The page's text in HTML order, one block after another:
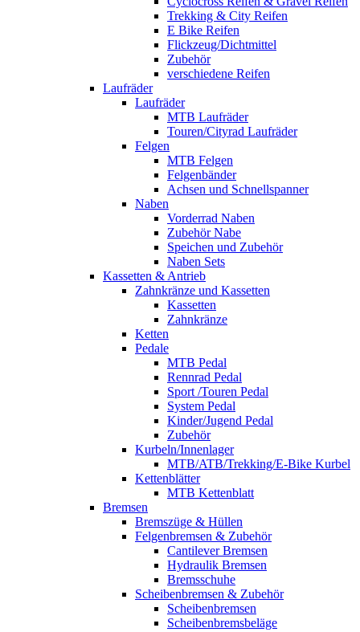
Trekking & City Reifen
E Bike Reifen
Flickzeug/Dichtmittel
Zubehör
verschiedene Reifen
Laufräder
Laufräder
MTB Laufräder
Touren/Cityrad Laufräder
Felgen
MTB Felgen
Felgenbänder
Achsen und Schnellspanner
Naben
Vorderrad Naben
Zubehör Nabe
Speichen und Zubehör
Naben Sets
Kassetten & Antrieb
Zahnkränze und Kassetten
Kassetten
Zahnkränze
Ketten
Pedale
MTB Pedal
Rennrad Pedal
Sport /Touren Pedal
System Pedal
Kinder/Jugend Pedal
Zubehör
Kurbeln/Innenlager
MTB/ATB/Trekking/E-Bike Kurbel
Kettenblätter
MTB Kettenblatt
Bremsen
Bremszüge & Hüllen
Felgenbremsen & Zubehör
Cantilever Bremsen
Hydraulik Bremsen
Bremsschuhe
Scheibenbremsen & Zubehör
Scheibenbremsen
Scheibenbremsbeläge